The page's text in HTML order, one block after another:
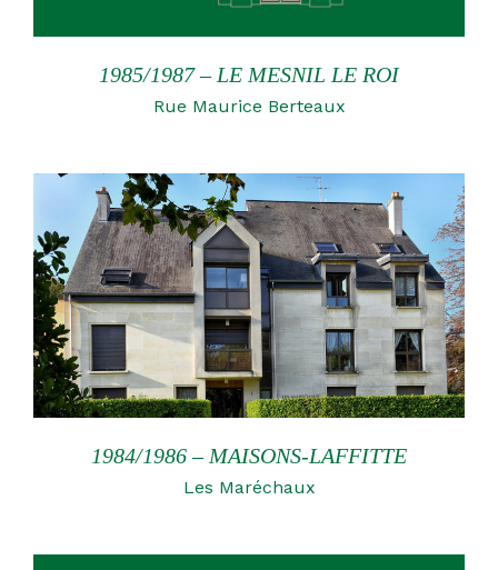
1985/1987 – LE MESNIL LE ROI
Rue Maurice Berteaux
1984/1986 – MAISONS-LAFFITTE
Les Maréchaux